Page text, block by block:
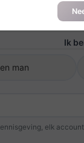
Ik
man
elk